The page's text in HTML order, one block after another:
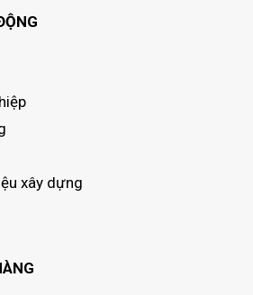
xây dựng